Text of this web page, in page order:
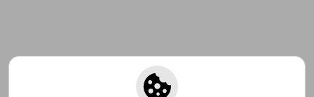
Suscríbete para recibir ofertas y